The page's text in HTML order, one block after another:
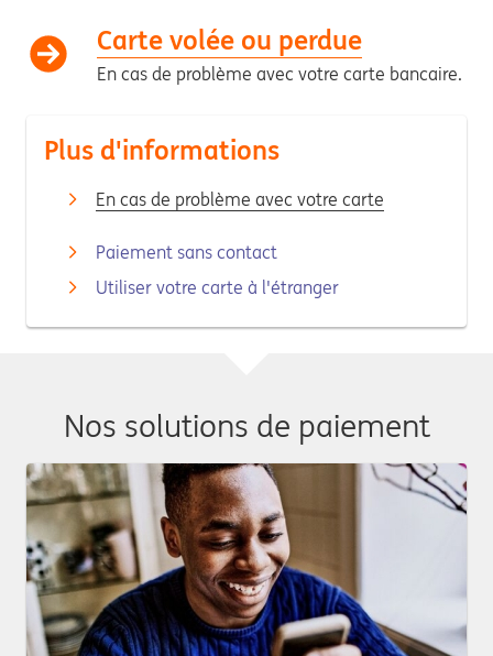
Carte volée ou perdue
En cas de problème avec votre carte bancaire.
Plus d'informations
En cas de problème avec votre carte
Paiement sans contact
Utiliser votre carte à l'étranger
Nos solutions de paiement